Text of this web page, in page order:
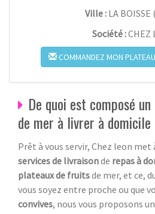
Ville : LA BOISSE (
Société :CHEZ
COMMANDEZ MON
De quoi est composé
de mer à livrer à
Prêt à vous servir, Chez leon
services de livraisonde repas à
plateaux de fruitsde mer, et ce,
vous soyez entre proche ou que
convives, nous vous proposons